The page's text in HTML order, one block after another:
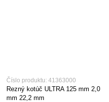
Číslo produktu: 41363000
Rezný kotúč ULTRA 125 mm 2,0
mm 22,2 mm